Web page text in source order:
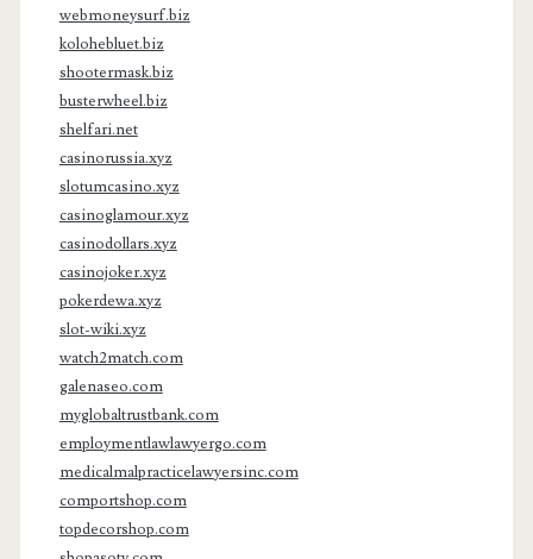
webmoneysurf.biz
kolohebluet.biz
shootermask.biz
busterwheel.biz
shelfari.net
casinorussia.xyz
slotumcasino.xyz
casinoglamour.xyz
casinodollars.xyz
casinojoker.xyz
pokerdewa.xyz
slot-wiki.xyz
watch2match.com
galenaseo.com
myglobaltrustbank.com
employmentlawlawyergo.com
medicalmalpracticelawyersinc.com
comportshop.com
topdecorshop.com